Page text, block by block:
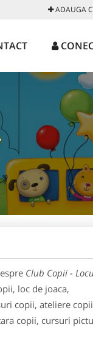
ADAUGA
Club Copii -
loc de joaca,
copii, ateliere
copii, cursuri